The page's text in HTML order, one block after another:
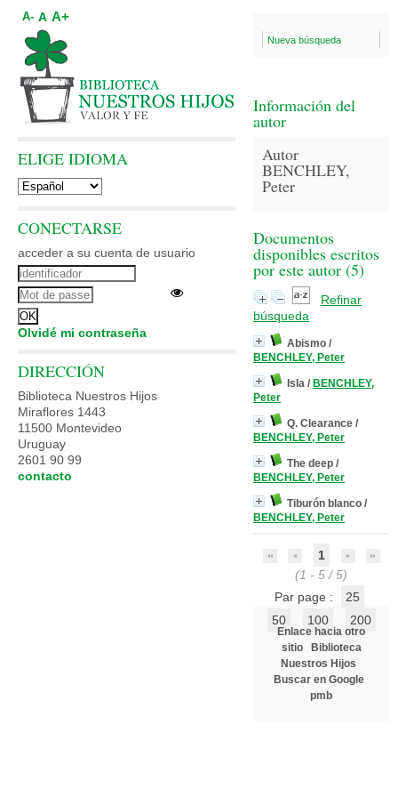
Nueva búsqueda
Información del
autor
Autor
BENCHLEY,
Peter
Documentos
disponibles escritos
por este autor (5)
Refinar
búsqueda
Abismo /
BENCHLEY, Peter
Isla / BENCHLEY,
Peter
Q. Clearance /
BENCHLEY, Peter
The deep /
BENCHLEY, Peter
Tiburón blanco /
BENCHLEY, Peter
1
(1 - 5 / 5)
Par page :
25
50
100 200
Enlace hacia otro
sitio
Biblioteca
Nuestros Hijos
Buscar en Google
pmb
A- A A+
ELIGE IDIOMA
CONECTARSE
acceder a su cuenta de usuario
Olvidé mi contraseña
DIRECCIÓN
Biblioteca Nuestros Hijos
Miraflores 1443
11500 Montevideo
Uruguay
2601 90 99
contacto